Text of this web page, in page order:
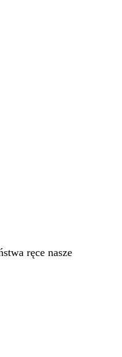
ręce nasze